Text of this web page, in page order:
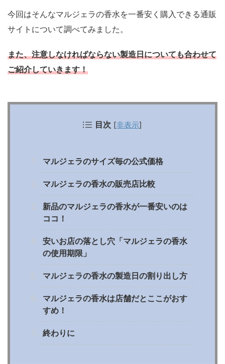
今回はそんなマルジェラの香水を一番安く購入できる通販
サイトについて調べてみました。
また、注意しなければならない製造日についても合わせて
ご紹介していきます！
目次 [非表示]
マルジェラのサイズ毎の公式価格
マルジェラの香水の販売店比較
新品のマルジェラの香水が一番安いのは
ココ！
安いお店の落とし穴「マルジェラの香水
の使用期限」
マルジェラの香水の製造日の割り出し方
マルジェラの香水は店舗だとここがおす
すめ！
終わりに